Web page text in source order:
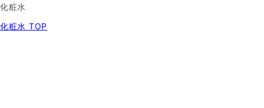
化粧水
化粧水 TOP